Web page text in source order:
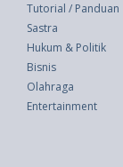
Tutorial / Panduan
Sastra
Hukum & Politik
Bisnis
Olahraga
Entertainment